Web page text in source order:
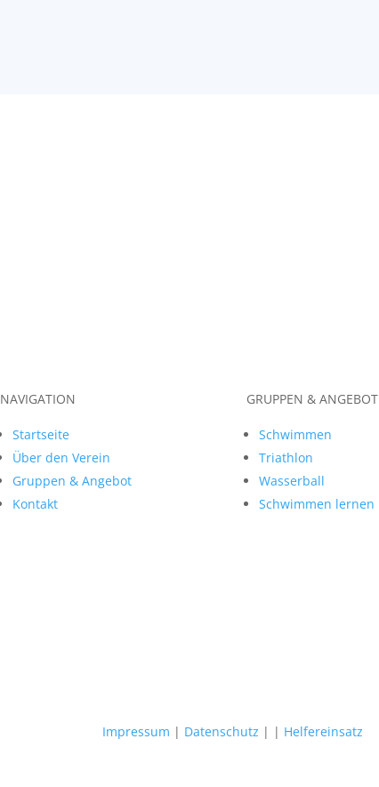
NAVIGATION
Startseite
Über den Verein
Gruppen & Angebot
Kontakt
GRUPPEN & ANGEBOT
Schwimmen
Triathlon
Wasserball
Schwimmen lernen
Impressum | Datenschutz | | Helfereinsatz